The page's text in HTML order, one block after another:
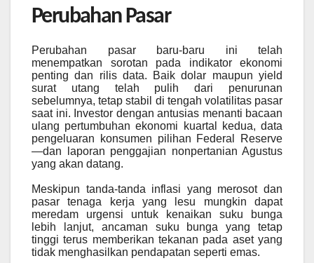
Perubahan Pasar
Perubahan pasar baru-baru ini telah
menempatkan sorotan pada indikator ekonomi
penting dan rilis data. Baik dolar maupun yield
surat utang telah pulih dari penurunan
sebelumnya, tetap stabil di tengah volatilitas pasar
saat ini. Investor dengan antusias menanti bacaan
ulang pertumbuhan ekonomi kuartal kedua, data
pengeluaran konsumen pilihan Federal Reserve
—dan laporan penggajian nonpertanian Agustus
yang akan datang.
Meskipun tanda-tanda inflasi yang merosot dan
pasar tenaga kerja yang lesu mungkin dapat
meredam urgensi untuk kenaikan suku bunga
lebih lanjut, ancaman suku bunga yang tetap
tinggi terus memberikan tekanan pada aset yang
tidak menghasilkan pendapatan seperti emas.